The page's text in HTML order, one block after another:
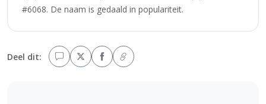
#6068. De naam is gedaald in populariteit.
Deel dit: